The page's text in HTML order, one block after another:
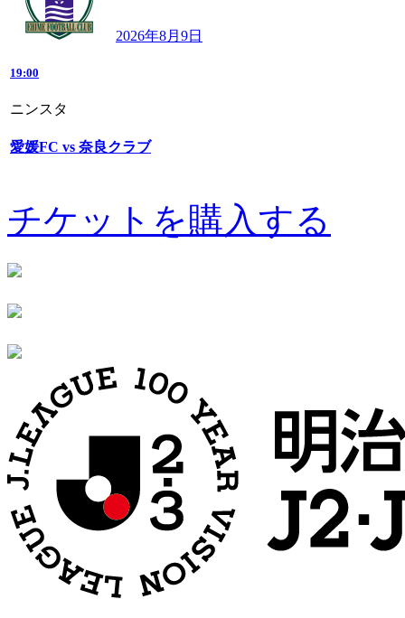
2026年8月9日
19:00
ニンスタ
愛媛FC vs 奈良クラブ
チケットを購入する